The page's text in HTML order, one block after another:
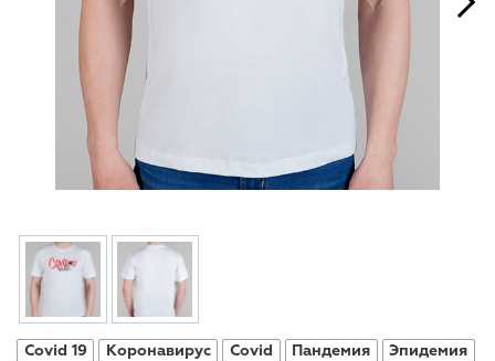
Covid 19 Коронавирус Covid Пандемия Эпидемия